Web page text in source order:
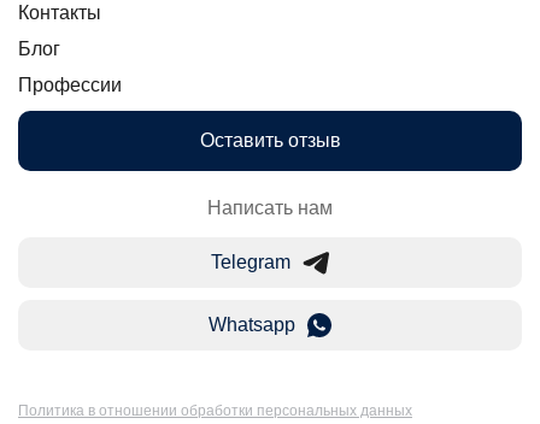
Контакты
Блог
Профессии
Оставить отзыв
Написать нам
Telegram
Whatsapp
Политика в отношении обработки персональных данных